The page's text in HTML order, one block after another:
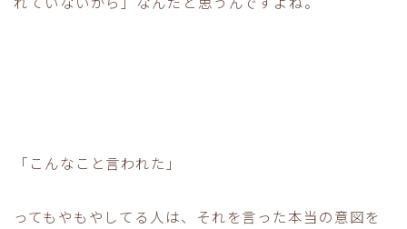
「こんなこと言われた」
ってもやもやしてる人は、それを言った本当の意図を